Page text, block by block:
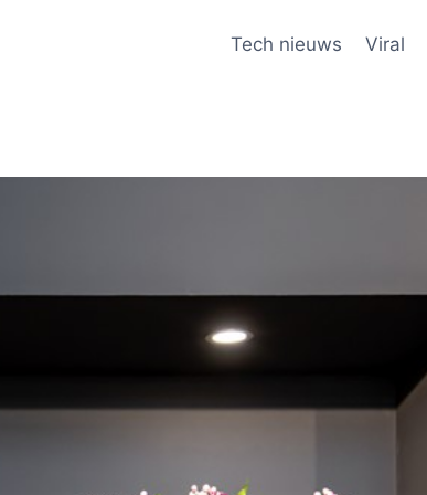
Tech nieuws Viral